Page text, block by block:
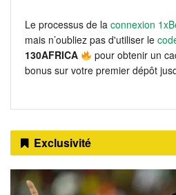
Le processus de la connexion
mais n’oubliez pas d'utiliser le
130AFRICA
pour obtenir un
bonus sur votre premier dépôt
Exclusivité